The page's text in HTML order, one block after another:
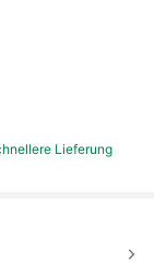
Lieferung